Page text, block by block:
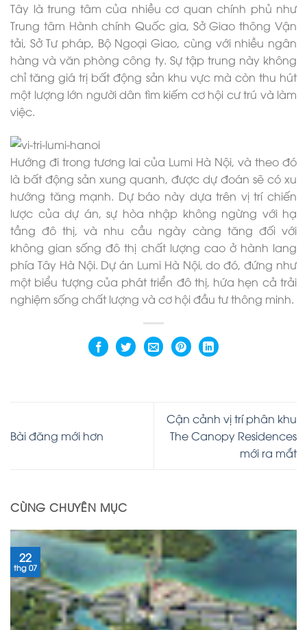
Tây là trung tâm của nhiều cơ quan chính phủ như
Trung tâm Hành chính Quốc gia, Sở Giao thông Vận
tải, Sở Tư pháp, Bộ Ngoại Giao, cùng với nhiều ngân
hàng và văn phòng công ty. Sự tập trung này không
chỉ tăng giá trị bất động sản khu vực mà còn thu hút
một lượng lớn người dân tìm kiếm cơ hội cư trú và làm
việc.
Hướng đi trong tương lai của Lumi Hà Nội, và theo đó
là bất động sản xung quanh, được dự đoán sẽ có xu
hướng tăng mạnh. Dự báo này dựa trên vị trí chiến
lược của dự án, sự hòa nhập không ngừng với hạ
tầng đô thị, và nhu cầu ngày càng tăng đối với
không gian sống đô thị chất lượng cao ở hành lang
phía Tây Hà Nội. Dự án Lumi Hà Nội, do đó, đứng như
một biểu tượng của phát triển đô thị, hứa hẹn cả trải
nghiệm sống chất lượng và cơ hội đầu tư thông minh.
Bài đăng mới hơn
Cận cảnh vị trí phân khu
The Canopy Residences
mới ra mắt
CÙNG CHUYÊN MỤC
22
thg 07